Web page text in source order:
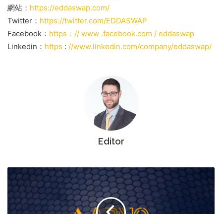
網站： https://eddaswap.com/
Twitter： https://twitter.com/EDDASWAP
Facebook： https：// www .facebook.com / eddaswap
Linkedin： https : //www.linkedin.com/company/eddaswap/
Editor